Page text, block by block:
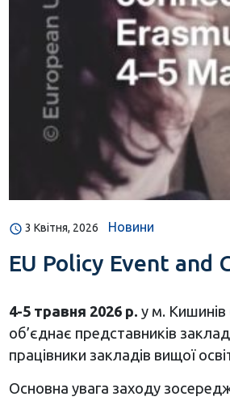
3 Квітня, 2026 Новини
EU Policy Event and
4-5 травня 2026 р. у м.
об’єднає представників
працівники закладів вищої
Основна увага заходу